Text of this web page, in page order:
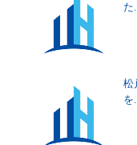
た
松
を